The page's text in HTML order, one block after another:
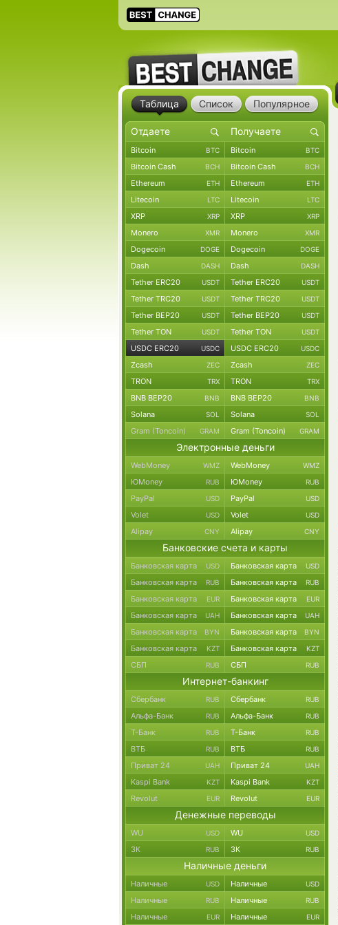
Таблица Список Популярное
Bitcoin BTC Bitcoin BTC
Bitcoin Cash BCH Bitcoin Cash BCH
Ethereum ETH Ethereum ETH
Litecoin LTC Litecoin LTC
XRP XRP XRP XRP
Monero XMR Monero XMR
Dogecoin DOGE Dogecoin DOGE
Dash DASH Dash DASH
Tether ERC20 USDT Tether ERC20 USDT
Tether TRC20 USDT Tether TRC20 USDT
Tether BEP20 USDT Tether BEP20 USDT
Tether TON USDT Tether TON USDT
USDC ERC20 USDC USDC ERC20 USDC
Zcash ZEC Zcash ZEC
TRON TRX TRON TRX
BNB BEP20 BNB BNB BEP20 BNB
Solana SOL Solana SOL
Gram (Toncoin) GRAM Gram (Toncoin) GRAM
Электронные деньги
WebMoney WMZ WebMoney WMZ
ЮMoney RUB ЮMoney RUB
PayPal USD PayPal USD
Volet USD Volet USD
Alipay CNY Alipay CNY
Банковские счета и карты
Банковская карта USD Банковская карта USD
Банковская карта RUB Банковская карта RUB
Банковская карта EUR Банковская карта EUR
Банковская карта UAH Банковская карта UAH
Банковская карта BYN Банковская карта BYN
Банковская карта KZT Банковская карта KZT
СБП RUB СБП RUB
Интернет-банкинг
Сбербанк RUB Сбербанк RUB
Альфа-Банк RUB Альфа-Банк RUB
Т-Банк RUB Т-Банк RUB
ВТБ RUB ВТБ RUB
Приват 24 UAH Приват 24 UAH
Kaspi Bank KZT Kaspi Bank KZT
Revolut EUR Revolut EUR
Денежные переводы
WU USD WU USD
ЗК RUB ЗК RUB
Наличные деньги
Наличные USD Наличные USD
Наличные RUB Наличные RUB
Наличные EUR Наличные EUR